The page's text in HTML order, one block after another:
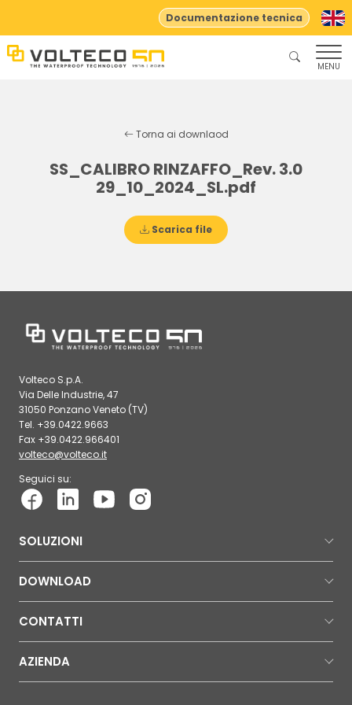
Documentazione tecnica
MENU
Torna ai downlaod
SS_CALIBRO RINZAFFO_Rev. 3.0
29_10_2024_SL.pdf
Scarica file
Volteco S.p.A.
Via Delle Industrie, 47
31050 Ponzano Veneto (TV)
Tel. +39.0422.9663
Fax +39.0422.966401
volteco@volteco.it
Seguici su:
SOLUZIONI
DOWNLOAD
CONTATTI
AZIENDA